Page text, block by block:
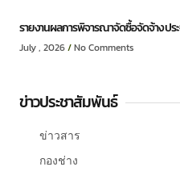
รายงานผลการพิจารณาจัดซื้อจัดจ้าง ป
July , 2026 No Comments
ข่าวประชาสัมพันธ์
ข่าวสาร
กองช่าง